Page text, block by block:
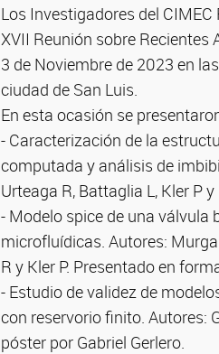
Los Investigadores del
XVII Reunión sobre Recientes
3 de Noviembre de 2023 en
ciudad de San Luis.
En esta ocasión se
- Caracterización de la
computada y análisis de
Urteaga R, Battaglia L, Kler P
- Modelo spice de una válvula
microfluídicas. Autores:
R y Kler P. Presentado en
- Estudio de validez de
con reservorio finito. Autores:
póster por Gabriel Gerlero.